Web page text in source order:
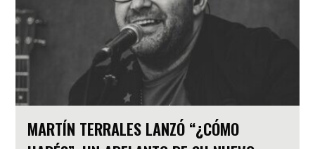
MARTÍN TERRALES LANZÓ “¿CÓMO